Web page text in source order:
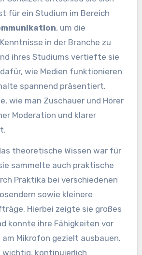
für ein Studium im Bereich
, um die
in der Branche zu
ihres Studiums vertiefte sie
wie Medien funktionieren
spannend präsentiert.
wie man Zuschauer und Hörer
Moderation und klarer
theoretische Wissen war für
sammelte auch praktische
Praktika bei verschiedenen
sowie kleinere
Hierbei zeigte sie großes
konnte ihre Fähigkeiten vor
am Mikrofon gezielt ausbauen.
wichtig, kontinuierlich